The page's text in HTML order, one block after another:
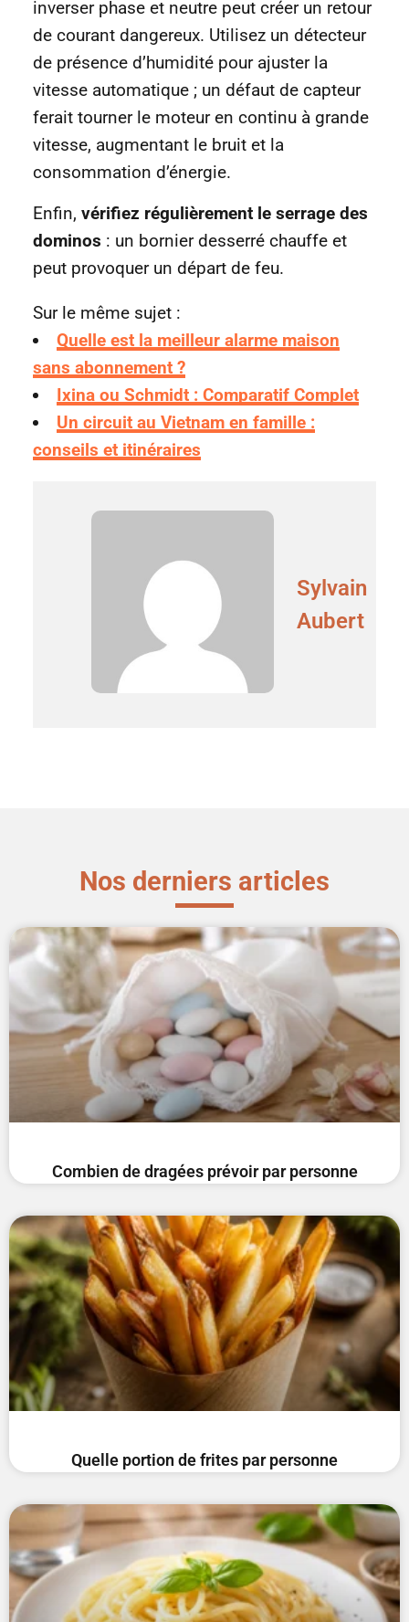
inverser phase et neutre peut créer un retour
de courant dangereux. Utilisez un détecteur
de présence d’humidité pour ajuster la
vitesse automatique ; un défaut de capteur
ferait tourner le moteur en continu à grande
vitesse, augmentant le bruit et la
consommation d’énergie.
Enfin, vérifiez régulièrement le serrage des
dominos : un bornier desserré chauffe et
peut provoquer un départ de feu.
Sur le même sujet :
Quelle est la meilleur alarme maison
sans abonnement ?
Ixina ou Schmidt : Comparatif Complet
Un circuit au Vietnam en famille :
conseils et itinéraires
Sylvain
Aubert
Nos derniers articles
Combien de dragées prévoir par personne
Quelle portion de frites par personne